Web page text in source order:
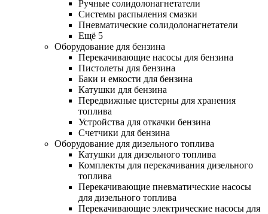
Ручные солидолонагнетатели
Системы распыления смазки
Пневматические солидолонагнетатели
Ещё 5
Оборудование для бензина
Перекачивающие насосы для бензина
Пистолеты для бензина
Баки и емкости для бензина
Катушки для бензина
Передвижные цистерны для хранения
топлива
Устройства для откачки бензина
Счетчики для бензина
Оборудование для дизельного топлива
Катушки для дизельного топлива
Комплекты для перекачивания дизельного
топлива
Перекачивающие пневматические насосы
для дизельного топлива
Перекачивающие электрические насосы для